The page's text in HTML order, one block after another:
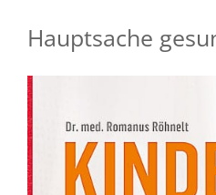
Hauptsache